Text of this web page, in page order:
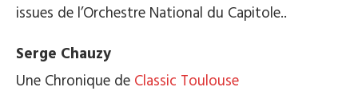
issues de l’Orchestre National du Capitole..
Serge Chauzy
Une Chronique de Classic Toulouse